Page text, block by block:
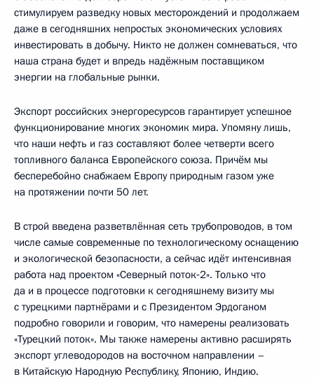
стимулируем разведку новых месторождений и продолжаем
даже в сегодняшних непростых экономических условиях
инвестировать в добычу. Никто не должен сомневаться, что
наша страна будет и впредь надёжным поставщиком
энергии на глобальные рынки.
Экспорт российских энергоресурсов гарантирует успешное
функционирование многих экономик мира. Упомяну лишь,
что наши нефть и газ составляют более четверти всего
топливного баланса Европейского союза. Причём мы
бесперебойно снабжаем Европу природным газом уже
на протяжении почти 50 лет.
В строй введена разветвлённая сеть трубопроводов, в том
числе самые современные по технологическому оснащению
и экологической безопасности, а сейчас идёт интенсивная
работа над проектом «Северный поток‑2». Только что
да и в процессе подготовки к сегодняшнему визиту мы
с турецкими партнёрами и с Президентом Эрдоганом
подробно говорили и говорим, что намерены реализовать
«Турецкий поток». Мы также намерены активно расширять
экспорт углеводородов на восточном направлении –
в Китайскую Народную Республику, Японию, Индию.